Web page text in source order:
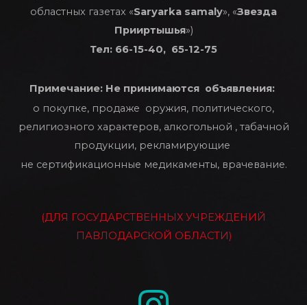
областных газетах «Saryarka samaly», «Звезда
Прииртышья»)
Тел: 66-15-40, 65-12-75
Примечание: Не принимаются объявления:
о покупке, продаже оружия, политического,
религиозного характеров, алкогольной , табачной
продукции, рекламирующие
не сертификационные медикаменты, врачевание.
(ДЛЯ ГОСУДАРСТВЕННЫХ УЧРЕЖДЕНИЙ
ПАВЛОДАРСКОЙ ОБЛАСТИ)